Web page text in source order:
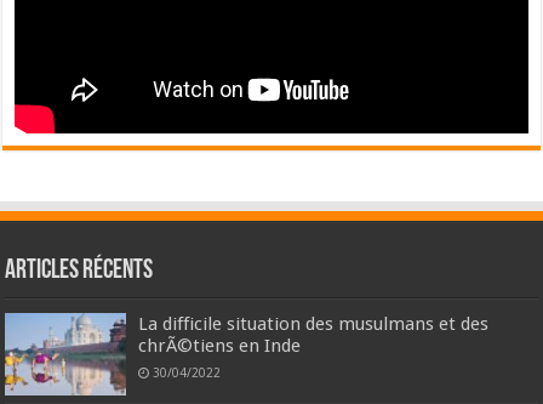
Articles récents
La difficile situation des musulmans et des
chrÃ©tiens en Inde
30/04/2022